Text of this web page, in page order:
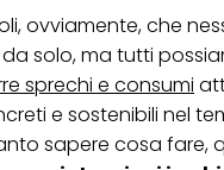
ovviamente, che
solo, ma tutti
sprechi e consumi
e sostenibili nel
sapere cosa fare,